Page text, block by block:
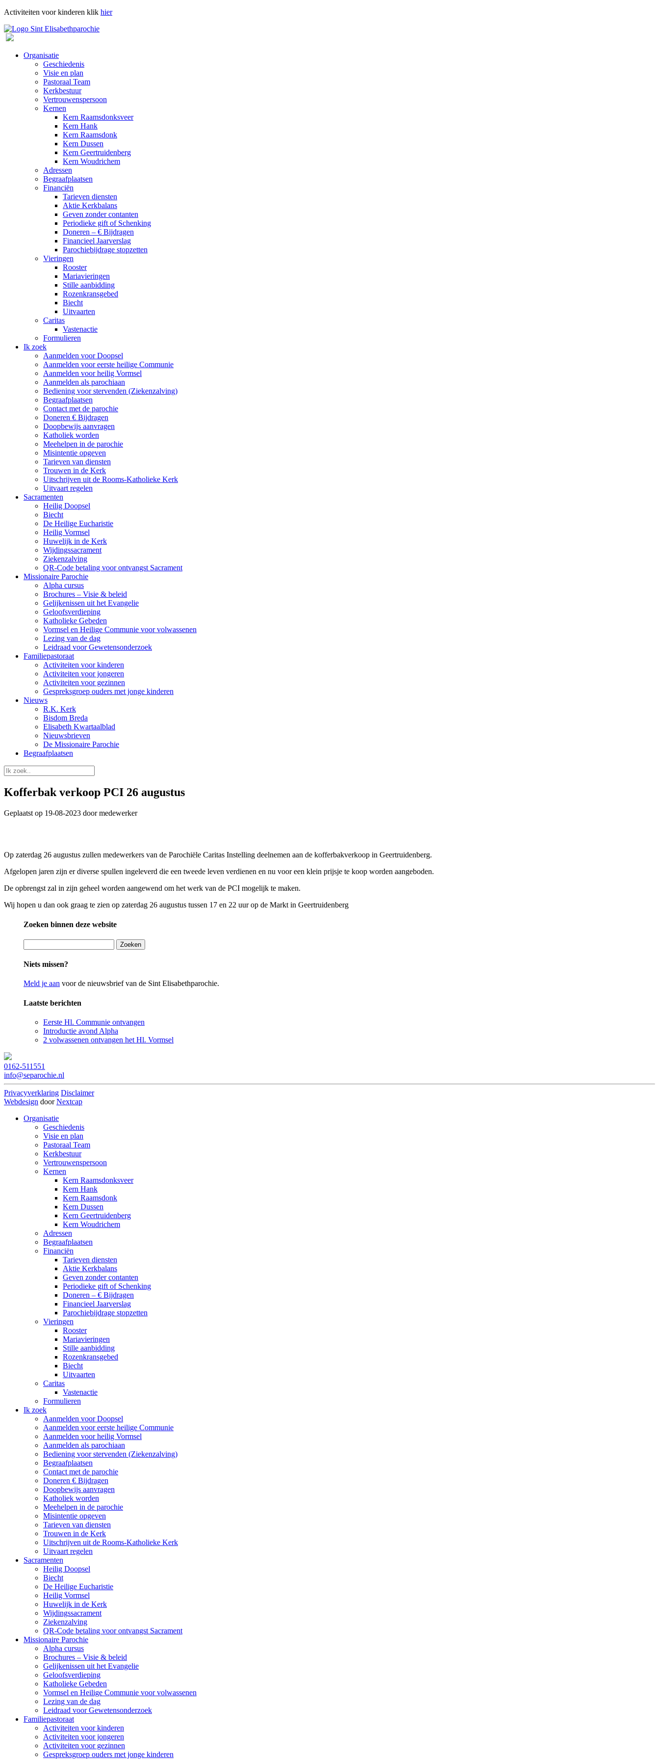
Activiteiten voor kinderen klik hier
Organisatie
Geschiedenis
Visie en plan
Pastoraal Team
Kerkbestuur
Vertrouwenspersoon
Kernen
Kern Raamsdonksveer
Kern Hank
Kern Raamsdonk
Kern Dussen
Kern Geertruidenberg
Kern Woudrichem
Adressen
Begraafplaatsen
Financiën
Tarieven diensten
Aktie Kerkbalans
Geven zonder contanten
Periodieke gift of Schenking
Doneren – € Bijdragen
Financieel Jaarverslag
Parochiebijdrage stopzetten
Vieringen
Rooster
Mariavieringen
Stille aanbidding
Rozenkransgebed
Biecht
Uitvaarten
Caritas
Vastenactie
Formulieren
Ik zoek
Aanmelden voor Doopsel
Aanmelden voor eerste heilige Communie
Aanmelden voor heilig Vormsel
Aanmelden als parochiaan
Bediening voor stervenden (Ziekenzalving)
Begraafplaatsen
Contact met de parochie
Doneren € Bijdragen
Doopbewijs aanvragen
Katholiek worden
Meehelpen in de parochie
Misintentie opgeven
Tarieven van diensten
Trouwen in de Kerk
Uitschrijven uit de Rooms-Katholieke Kerk
Uitvaart regelen
Sacramenten
Heilig Doopsel
Biecht
De Heilige Eucharistie
Heilig Vormsel
Huwelijk in de Kerk
Wijdingssacrament
Ziekenzalving
QR-Code betaling voor ontvangst Sacrament
Missionaire Parochie
Alpha cursus
Brochures – Visie & beleid
Gelijkenissen uit het Evangelie
Geloofsverdieping
Katholieke Gebeden
Vormsel en Heilige Communie voor volwassenen
Lezing van de dag
Leidraad voor Gewetensonderzoek
Familiepastoraat
Activiteiten voor kinderen
Activiteiten voor jongeren
Activiteiten voor gezinnen
Gespreksgroep ouders met jonge kinderen
Nieuws
R.K. Kerk
Bisdom Breda
Elisabeth Kwartaalblad
Nieuwsbrieven
De Missionaire Parochie
Begraafplaatsen
Kofferbak verkoop PCI 26 augustus
Geplaatst op 19-08-2023 door medewerker
Op zaterdag 26 augustus zullen medewerkers van de Parochiële Caritas Instelling deelnemen aan de kofferbakverkoop in Geertruidenberg.
Afgelopen jaren zijn er diverse spullen ingeleverd die een tweede leven verdienen en nu voor een klein prijsje te koop worden aangeboden.
De opbrengst zal in zijn geheel worden aangewend om het werk van de PCI mogelijk te maken.
Wij hopen u dan ook graag te zien op zaterdag 26 augustus tussen 17 en 22 uur op de Markt in Geertruidenberg
Zoeken binnen deze website
Niets missen?
Meld je aan voor de nieuwsbrief van de Sint Elisabethparochie.
Laatste berichten
Eerste Hl. Communie ontvangen
Introductie avond Alpha
2 volwassenen ontvangen het Hl. Vormsel
0162-511551
info@separochie.nl
Privacyverklaring Disclaimer
Webdesign doorNextcap
Organisatie
Geschiedenis
Visie en plan
Pastoraal Team
Kerkbestuur
Vertrouwenspersoon
Kernen
Kern Raamsdonksveer
Kern Hank
Kern Raamsdonk
Kern Dussen
Kern Geertruidenberg
Kern Woudrichem
Adressen
Begraafplaatsen
Financiën
Tarieven diensten
Aktie Kerkbalans
Geven zonder contanten
Periodieke gift of Schenking
Doneren – € Bijdragen
Financieel Jaarverslag
Parochiebijdrage stopzetten
Vieringen
Rooster
Mariavieringen
Stille aanbidding
Rozenkransgebed
Biecht
Uitvaarten
Caritas
Vastenactie
Formulieren
Ik zoek
Aanmelden voor Doopsel
Aanmelden voor eerste heilige Communie
Aanmelden voor heilig Vormsel
Aanmelden als parochiaan
Bediening voor stervenden (Ziekenzalving)
Begraafplaatsen
Contact met de parochie
Doneren € Bijdragen
Doopbewijs aanvragen
Katholiek worden
Meehelpen in de parochie
Misintentie opgeven
Tarieven van diensten
Trouwen in de Kerk
Uitschrijven uit de Rooms-Katholieke Kerk
Uitvaart regelen
Sacramenten
Heilig Doopsel
Biecht
De Heilige Eucharistie
Heilig Vormsel
Huwelijk in de Kerk
Wijdingssacrament
Ziekenzalving
QR-Code betaling voor ontvangst Sacrament
Missionaire Parochie
Alpha cursus
Brochures – Visie & beleid
Gelijkenissen uit het Evangelie
Geloofsverdieping
Katholieke Gebeden
Vormsel en Heilige Communie voor volwassenen
Lezing van de dag
Leidraad voor Gewetensonderzoek
Familiepastoraat
Activiteiten voor kinderen
Activiteiten voor jongeren
Activiteiten voor gezinnen
Gespreksgroep ouders met jonge kinderen